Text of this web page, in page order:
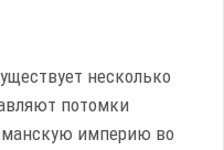
несколько
потомки
империю во